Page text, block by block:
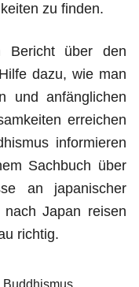
zu finden.
Bericht über den
dazu, wie man
und anfänglichen
erreichen
informieren
Sachbuch über
an japanischer
Japan reisen
richtig.